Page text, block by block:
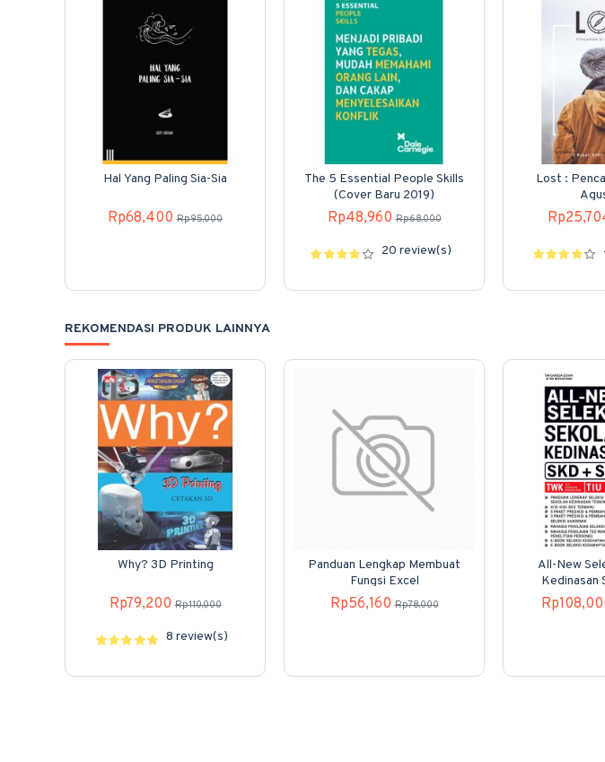
Hal Yang Paling Sia-Sia
Rp68,400 Rp95,000
The 5 Essential People Skills
(Cover Baru 2019)
Rp48,960 Rp68,000
20 review(s)
Lost :
REKOMENDASI PRODUK LAINNYA
Why? 3D Printing
Rp79,200 Rp110,000
8 review(s)
Panduan Lengkap Membuat
Fungsi Excel
Rp56,160 Rp78,000
All-New
Kedinasan